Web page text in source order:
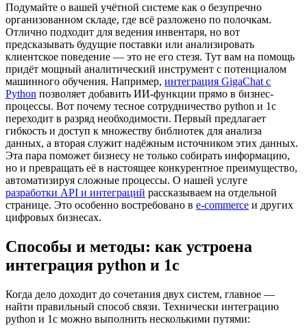
Подумайте о вашей учётной системе как о безупречно
организованном складе, где всё разложено по полочкам.
Отлично подходит для ведения инвентаря, но вот
предсказывать будущие поставки или анализировать
клиентское поведение — это не его стезя. Тут вам на помощь
придёт мощный аналитический инструмент с потенциалом
машинного обучения. Например, интеграция GigaChat с
Python позволяет добавить ИИ-функции прямо в бизнес-
процессы. Вот почему тесное сотрудничество python и 1с
переходит в разряд необходимости. Первый предлагает
гибкость и доступ к множеству библиотек для анализа
данных, а вторая служит надёжным источником этих данных.
Эта пара поможет бизнесу не только собирать информацию,
но и превращать её в настоящее конкурентное преимущество,
автоматизируя сложные процессы. О нашей услуге
разработки API и интеграций рассказываем на отдельной
странице. Это особенно востребовано в e-commerce и других
цифровых бизнесах.
Способы и методы: как устроена
интеграция python и 1с
Когда дело доходит до сочетания двух систем, главное —
найти правильный способ связи. Технически интеграцию
python и 1с можно выполнить несколькими путями: